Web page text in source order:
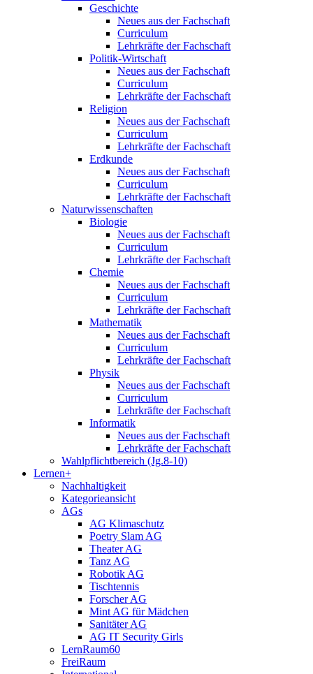
Geschichte
Neues aus der Fachschaft
Curriculum
Lehrkräfte der Fachschaft
Politik-Wirtschaft
Neues aus der Fachschaft
Curriculum
Lehrkräfte der Fachschaft
Religion
Neues aus der Fachschaft
Curriculum
Lehrkräfte der Fachschaft
Erdkunde
Neues aus der Fachschaft
Curriculum
Lehrkräfte der Fachschaft
Naturwissenschaften
Biologie
Neues aus der Fachschaft
Curriculum
Lehrkräfte der Fachschaft
Chemie
Neues aus der Fachschaft
Curriculum
Lehrkräfte der Fachschaft
Mathematik
Neues aus der Fachschaft
Curriculum
Lehrkräfte der Fachschaft
Physik
Neues aus der Fachschaft
Curriculum
Lehrkräfte der Fachschaft
Informatik
Neues aus der Fachschaft
Lehrkräfte der Fachschaft
Wahlpflichtbereich (Jg.8-10)
Lernen+
Nachhaltigkeit
Kategorieansicht
AGs
AG Klimaschutz
Poetry Slam AG
Theater AG
Tanz AG
Robotik AG
Tischtennis
Forscher AG
Mint AG für Mädchen
Sanitäter AG
AG IT Security Girls
LernRaum60
FreiRaum